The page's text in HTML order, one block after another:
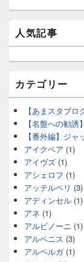
人気記事
カテゴリー
【あまスタブ
【名盤への勧
【番外編】ジ
アイクベア (1)
アイヴズ (1)
アシェロフ (1)
アッテルベリ (3)
アディンセル (1)
アネ (1)
アルビノーニ (1)
アルベニス (3)
アルベルガ(1)